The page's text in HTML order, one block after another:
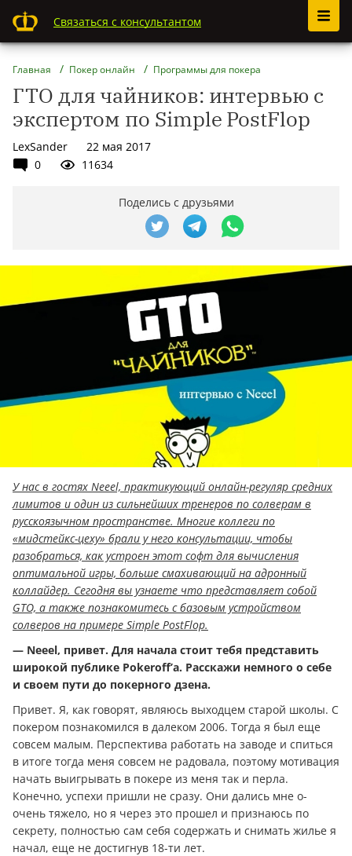
Связаться с консультантом
Главная Покер онлайн Программы для покера
ГТО для чайников: интервью с
экспертом по Simple PostFlop
LexSander
22 мая 2017
0
11634
Поделись с друзьями
У нас в гостях Neeel, практикующий онлайн-регуляр средних
лимитов и один из сильнейших тренеров по солверам в
русскоязычном пространстве. Многие коллеги по
«мидстейкс-цеху» брали у него консультации, чтобы
разобраться, как устроен этот софт для вычисления
оптимальной игры, больше смахивающий на адронный
коллайдер. Сегодня вы узнаете что представляет собой
GTO, а также познакомитесь с базовым устройством
солверов на примере Simple PostFlop.
— Neeel, привет. Для начала стоит тебя представить
широкой публике Pokeroff’a. Расскажи немного о себе
и своем пути до покерного дзена.
Привет. Я, как говорят, являюсь выходцем старой школы. С
покером познакомился в далеком 2006. Тогда я был еще
совсем малым. Перспектива работать на заводе и спиться
в итоге тогда меня совсем не радовала, поэтому мотивация
начать выигрывать в покере из меня так и перла.
Конечно, успехи пришли не сразу. Они дались мне о-
очень тяжело, но я через это прошел и признаюсь по
секрету, полностью сам себя содержать и снимать жилье я
начал, еще не достигнув 18-ти лет.